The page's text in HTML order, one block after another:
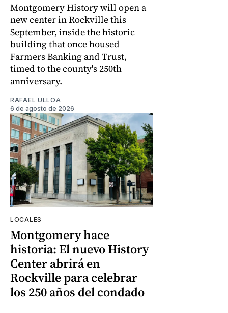
Montgomery History will open a
new center in Rockville this
September, inside the historic
building that once housed
Farmers Banking and Trust,
timed to the county's 250th
anniversary.
RAFAEL ULLOA
6 de agosto de 2026
LOCALES
Montgomery hace
historia: El nuevo History
Center abrirá en
Rockville para celebrar
los 250 años del condado